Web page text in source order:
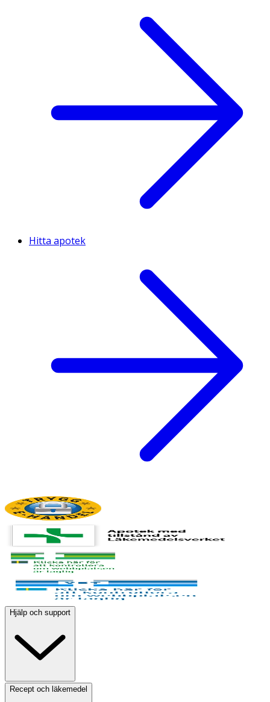
Hitta apotek
Hjälp och support
Recept och läkemedel